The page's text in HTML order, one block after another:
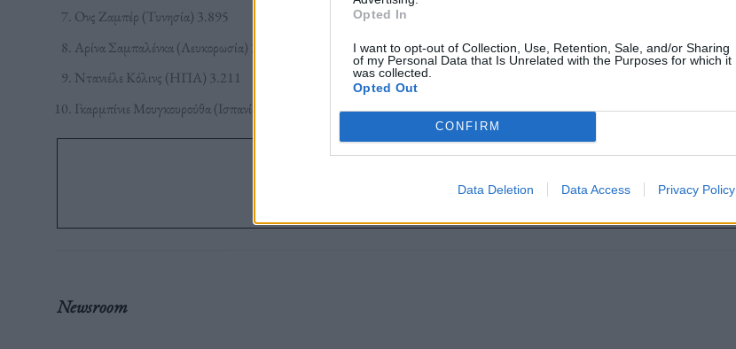
Opted In
I want to opt-out of Collection, Use, Retention, Sale, and/or Sharing
of my Personal Data that Is Unrelated with the Purposes for which it
was collected.
Opted Out
CONFIRM
Data Deletion Data Access Privacy Policy
Ονς Ζαμπέρ (Τυνησία) 3.895
Αρίνα Σαμπαλένκα (Λευκορωσία) 3.721
Ντανιέλε Κόλινς (ΗΠΑ) 3.211
Γκαρμπίνιε Μουγκουρούθα (Ισπανία) 3.135
Ακολουθήστε το OLAFAQ
στο Google News
Newsroom